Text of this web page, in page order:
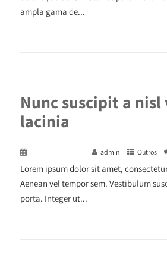
ampla gama de...
Nunc suscipit a nisl
lacinia
admin Outros
Lorem ipsum dolor sit amet,
Aenean vel tempor sem. Vestibulum
porta. Integer ut...